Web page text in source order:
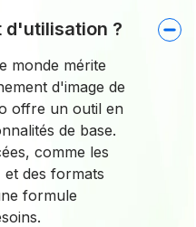
d'utilisation ?
monde mérite
d'image de
offre un outil en
de base.
comme les
des formats
formule